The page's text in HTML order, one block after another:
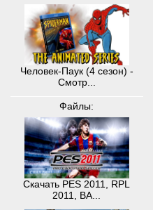
Человек-Паук (4 сезон) -
Смотр...
Файлы:
Скачать PES 2011, RPL
2011, BA...